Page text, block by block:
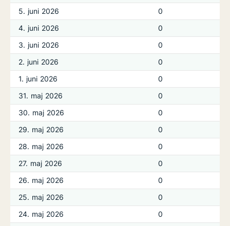
5. juni 2026
0
4. juni 2026
0
3. juni 2026
0
2. juni 2026
0
1. juni 2026
0
31. maj 2026
0
30. maj 2026
0
29. maj 2026
0
28. maj 2026
0
27. maj 2026
0
26. maj 2026
0
25. maj 2026
0
24. maj 2026
0